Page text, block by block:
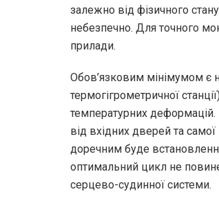
залежно від фізичного
небезпечно. Для точного
прилади.
Обов’язковим мінімумом є
термогігрометричної
температурних деформацій.
від вхідних дверей та
доречним буде
оптимальний цикл не
серцево-судинної системи.